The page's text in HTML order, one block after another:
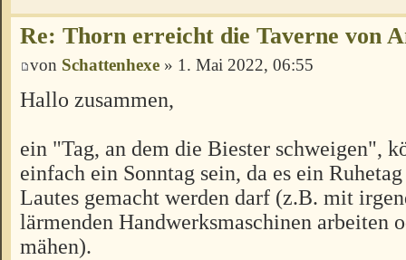
Re: Thorn erreicht die Taverne von
von Schattenhexe » 1. Mai 2022, 06:55
Hallo zusammen,
ein "Tag, an dem die Biester schweigen",
einfach ein Sonntag sein, da es ein
Lautes gemacht werden darf (z.B. mit
lärmenden Handwerksmaschinen arbeiten
mähen).